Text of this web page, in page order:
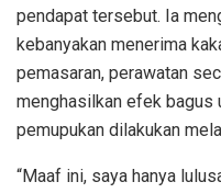
pendapat tersebut. Ia
kebanyakan menerima
pemasaran, perawatan
menghasilkan efek bagus
pemupukan dilakukan
“Maaf ini, saya hanya